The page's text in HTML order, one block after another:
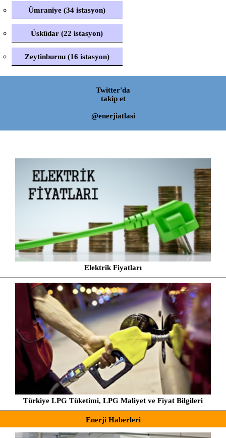
Ümraniye (34 istasyon)
Üsküdar (22 istasyon)
Zeytinburnu (16 istasyon)
Twitter'da
takip et
@enerjiatlasi
Elektrik Fiyatları
Türkiye LPG Tüketimi, LPG Maliyet ve Fiyat Bilgileri
Enerji Haberleri